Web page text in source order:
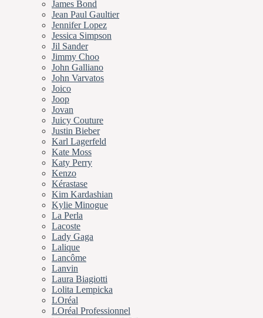
James Bond
Jean Paul Gaultier
Jennifer Lopez
Jessica Simpson
Jil Sander
Jimmy Choo
John Galliano
John Varvatos
Joico
Joop
Jovan
Juicy Couture
Justin Bieber
Karl Lagerfeld
Kate Moss
Katy Perry
Kenzo
Kérastase
Kim Kardashian
Kylie Minogue
La Perla
Lacoste
Lady Gaga
Lalique
Lancôme
Lanvin
Laura Biagiotti
Lolita Lempicka
LOréal
LOréal Professionnel